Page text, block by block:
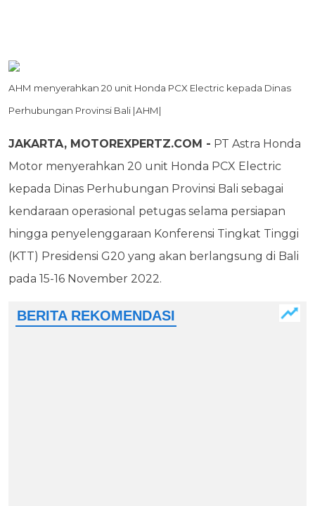
AHM menyerahkan 20 unit Honda PCX Electric kepada Dinas
Perhubungan Provinsi Bali |AHM|
JAKARTA, MOTOREXPERTZ.COM - PT Astra Honda
Motor menyerahkan 20 unit Honda PCX Electric
kepada Dinas Perhubungan Provinsi Bali sebagai
kendaraan operasional petugas selama persiapan
hingga penyelenggaraan Konferensi Tingkat Tinggi
(KTT) Presidensi G20 yang akan berlangsung di Bali
pada 15-16 November 2022.